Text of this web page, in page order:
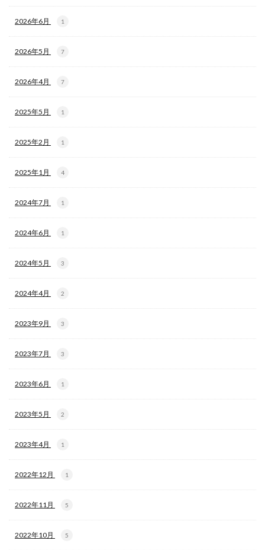
2026年6月 1
2026年5月 7
2026年4月 7
2025年5月 1
2025年2月 1
2025年1月 4
2024年7月 1
2024年6月 1
2024年5月 3
2024年4月 2
2023年9月 3
2023年7月 3
2023年6月 1
2023年5月 2
2023年4月 1
2022年12月 1
2022年11月 5
2022年10月 5